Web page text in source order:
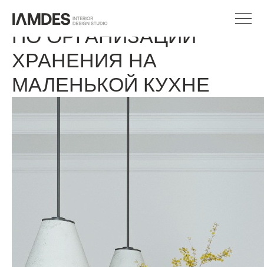
ТОП-10 УМНЫХ ИДЕЙ
ПО ОРГАНИЗАЦИИ
ХРАНЕНИЯ НА
МАЛЕНЬКОЙ КУХНЕ